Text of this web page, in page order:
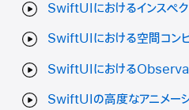
SwiftUIにおけるインスペ
SwiftUIにおける空間コンピ
SwiftUIにおける
SwiftUIの高度なアニメー